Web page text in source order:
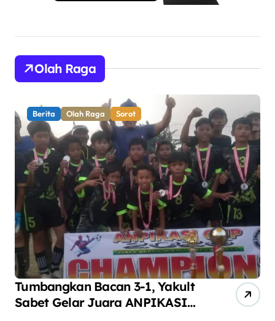
Olah Raga
Berita Olah Raga Sorot
Tumbangkan Bacan 3-1, Yakult
Sabet Gelar Juara ANPIKASI